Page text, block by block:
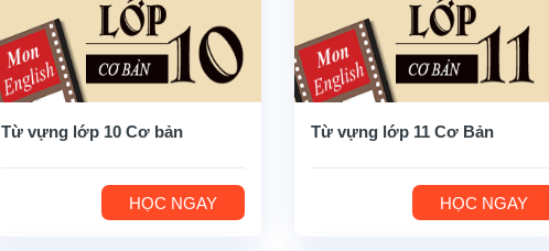
Từ vựng lớp 10 Cơ bản
HỌC NGAY
Từ vựng lớp 11 Cơ Bản
HỌC NGAY